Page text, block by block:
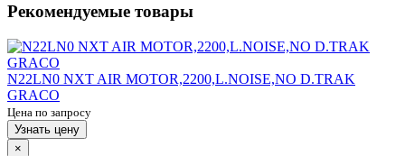
Рекомендуемые товары
N22LN0 NXT AIR MOTOR,2200,L.NOISE,NO D.TRAK
GRACO
Цена по запросу
Узнать цену
×